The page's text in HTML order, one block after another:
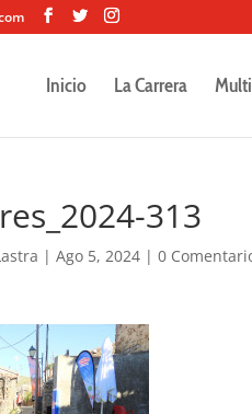
Inicio La Carrera
313
|Ago 5, 2024 |0